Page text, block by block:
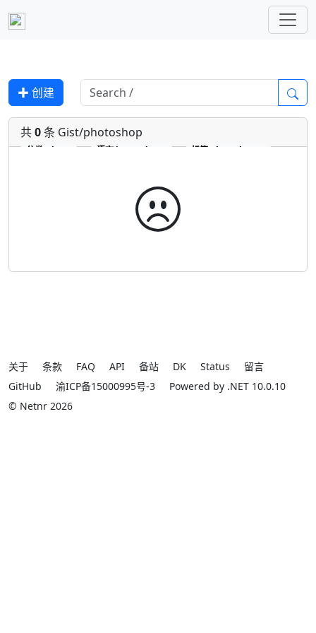
✚ 创建
共0条 Gist/photoshop
分类 Gist 语言javascript 标签 photoshop
关于 条款 FAQ API 备站 DK Status
留言
GitHub
渝ICP备15000995号-3
Powered by .NET 10.0.10
© Netnr 2026